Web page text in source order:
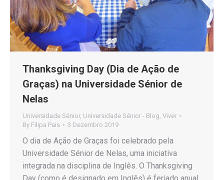
Thanksgiving Day (Dia de Ação de
Graças) na Universidade Sénior de
Nelas
Universidade Sénior, Universidade Sénior - Blog Viver
By Filipa Pais 3 Dezembro 2019
O dia de Ação de Graças foi celebrado pela
Universidade Sénior de Nelas, uma iniciativa
integrada na disciplina de Inglês. O Thanksgiving
Day (como é designado em Inglês) é feriado anual